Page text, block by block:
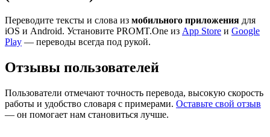
Переводите тексты и слова из мобильного приложения для
iOS и Android. Установите PROMT.One из App Store и Google
Play — переводы всегда под рукой.
Отзывы пользователей
Пользователи отмечают точность перевода, высокую скорость
работы и удобство словаря с примерами. Оставьте свой отзыв
— он помогает нам становиться лучше.